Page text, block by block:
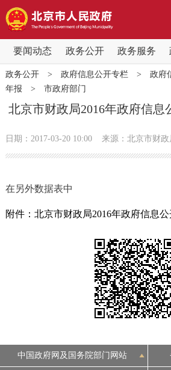
要闻动态 政务公开 政务服务
要闻动态
党中央精神 国务院信息
北京要闻 会议信息
各区热点
市领导 机构职能
政策解读
专题公开
个人服务 法人服务
政务公开> 政府信息公开专栏> 政府
年报 > 市政府部门
北京市财政局2016年政府信息
日期：2017-03-20 10:00 来源：北京市财政
在另外数据表中
附件：北京市财政局2016年政府信息
中国政府网及国务院部门网站